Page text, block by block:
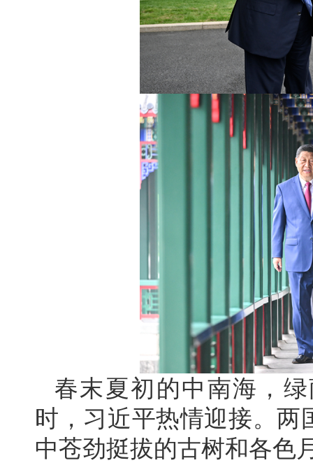
春末夏初的中南海，
时，习近平热情迎接。两
中苍劲挺拔的古树和各色